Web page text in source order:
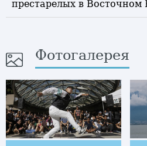
престарелых в Восточном
Фотогалерея